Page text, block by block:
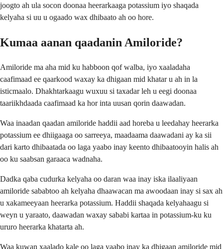
joogto ah ula socon doonaa heerarkaaga potassium iyo shaqada
kelyaha si uu u ogaado wax dhibaato ah oo hore.
Kumaa aanan qaadanin Amiloride?
Amiloride ma aha mid ku habboon qof walba, iyo xaaladaha
caafimaad ee qaarkood waxay ka dhigaan mid khatar u ah in la
isticmaalo. Dhakhtarkaagu wuxuu si taxadar leh u eegi doonaa
taariikhdaada caafimaad ka hor inta uusan qorin daawadan.
Waa inaadan qaadan amiloride haddii aad horeba u leedahay heerarka
potassium ee dhiigaaga oo sarreeya, maadaama daawadani ay ka sii
dari karto dhibaatada oo laga yaabo inay keento dhibaatooyin halis ah
oo ku saabsan garaaca wadnaha.
Dadka qaba cudurka kelyaha oo daran waa inay iska ilaaliyaan
amiloride sababtoo ah kelyaha dhaawacan ma awoodaan inay si sax ah
u xakameeyaan heerarka potassium. Haddii shaqada kelyahaagu si
weyn u yaraato, daawadan waxay sababi kartaa in potassium-ku ku
ururo heerarka khatarta ah.
Waa kuwan xaalado kale oo laga yaabo inay ka dhigaan amiloride mid